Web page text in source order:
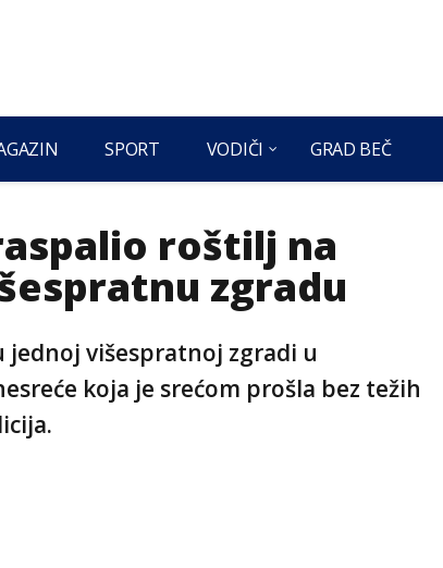
SPORT VODIČI GRAD BEČ
roštilj na
zgradu
jednoj višespratnoj zgradi u
koja je srećom prošla bez težih